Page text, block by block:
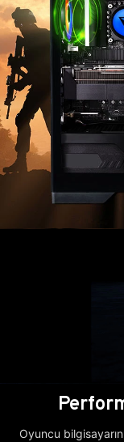
Oyuncu